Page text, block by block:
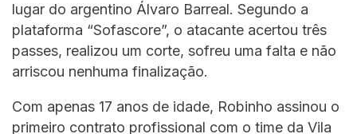
lugar do argentino Álvaro Barreal. Segundo a
plataforma “Sofascore”, o atacante acertou três
passes, realizou um corte, sofreu uma falta e não
arriscou nenhuma finalização.
Com apenas 17 anos de idade, Robinho assinou o
primeiro contrato profissional com o time da Vila